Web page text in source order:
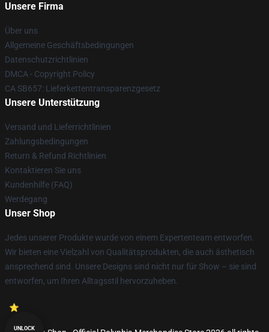
Unsere Firma
Über uns
Allgemeine Geschäftsbedingungen
Datenschutzrichtlinien
DMCA - Copyright Policy
CA SB657: Lieferkettentransparenzgesetz
Unsere Unterstützung
Versand und Lieferrichtlinien
Zahlungsbedingungen
Return & Refund Richtlinien
Kontaktieren Sie uns
Kundenhilfe (FAQ)
Werdegang
Unser Shop
Jedes unserer Produkte wurde von einem Expertenteam entworfen.
Wir bieten eine Vielzahl von Qualitätsprodukten, die auch ästhetisch
ansprechend sind. Unsere Designs sind nicht nur für Show – sie sind
entworfen, um Ihren Alltagsstil hervorzuheben.
UNLOCK